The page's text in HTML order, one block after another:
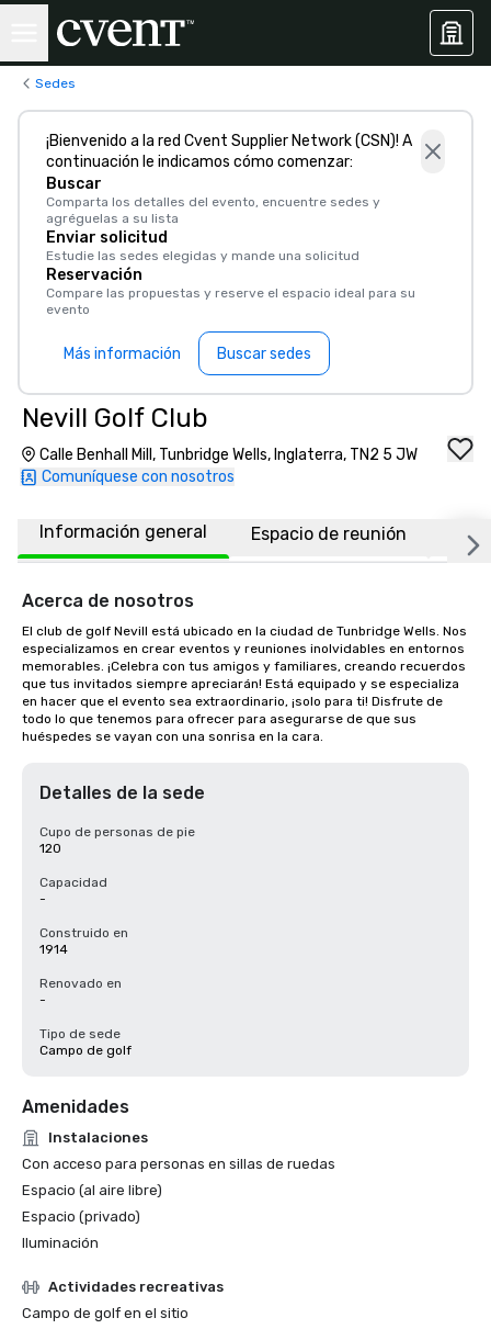
Sedes
¡Bienvenido a la red Cvent Supplier Network (CSN)! A
continuación le indicamos cómo comenzar:
Buscar
Comparta los detalles del evento, encuentre sedes y
agréguelas a su lista
Enviar solicitud
Estudie las sedes elegidas y mande una solicitud
Reservación
Compare las propuestas y reserve el espacio ideal para su
evento
Más información Buscar sedes
Nevill Golf Club
Calle Benhall Mill, Tunbridge Wells, Inglaterra, TN2 5 JW
Comuníquese con nosotros
Información general Espacio de reunión
Acerca de nosotros
El club de golf Nevill está ubicado en la ciudad de Tunbridge Wells. Nos
especializamos en crear eventos y reuniones inolvidables en entornos
memorables. ¡Celebra con tus amigos y familiares, creando recuerdos
que tus invitados siempre apreciarán! Está equipado y se especializa
en hacer que el evento sea extraordinario, ¡solo para ti! Disfrute de
todo lo que tenemos para ofrecer para asegurarse de que sus
huéspedes se vayan con una sonrisa en la cara.
Detalles de la sede
Cupo de personas de pie
120
Capacidad
-
Construido en
1914
Renovado en
-
Tipo de sede
Campo de golf
Amenidades
Instalaciones
Con acceso para personas en sillas de ruedas
Espacio (al aire libre)
Espacio (privado)
Iluminación
Actividades recreativas
Campo de golf en el sitio